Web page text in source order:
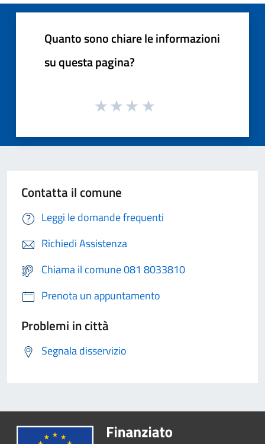
Quanto sono chiare le informazioni
su questa pagina?
Contatta il comune
Leggi le domande frequenti
Richiedi Assistenza
Chiama il comune 081 8033810
Prenota un appuntamento
Problemi in città
Segnala disservizio